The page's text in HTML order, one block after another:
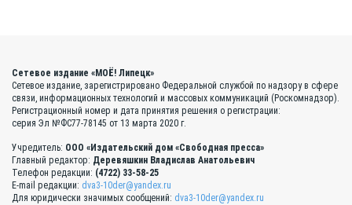
Сетевое издание «МОЁ! Липецк»
Сетевое издание, зарегистрировано Федеральной службой по надзору в сфере
связи, информационных технологий и массовых коммуникаций (Роскомнадзор).
Регистрационный номер и дата принятия решения о регистрации:
серия Эл №ФС77-78145 от 13 марта 2020 г.
Учредитель: ООО «Издательский дом «Свободная пресса»
Главный редактор: Деревяшкин Владислав Анатольевич
Телефон редакции: (4722) 33-58-25
E-mail редакции: dva3-10der@yandex.ru
Для юридически значимых сообщений: dva3-10der@yandex.ru